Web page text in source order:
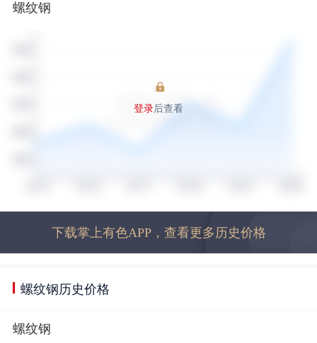
螺纹钢
登录后查看
下载掌上有色APP，查看更多历史价格
螺纹钢历史价格
螺纹钢